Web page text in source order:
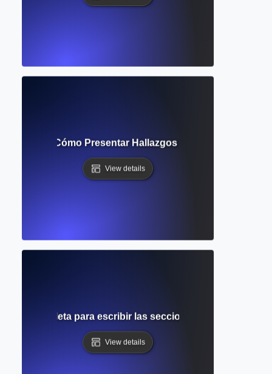
Cómo Presentar Hallazgos en Artículos de
View details
completa para escribir las secciones de
View details